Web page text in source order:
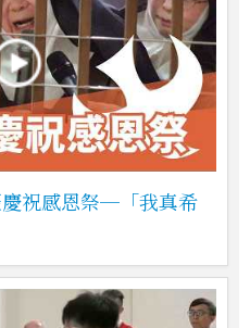
慶祝感恩祭─「我真希